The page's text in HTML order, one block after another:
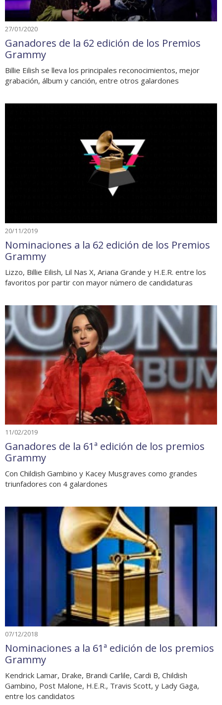
27/01/2020
Ganadores de la 62 edición de los Premios
Grammy
Billie Eilish se lleva los principales reconocimientos, mejor
grabación, álbum y canción, entre otros galardones
20/11/2019
Nominaciones a la 62 edición de los Premios
Grammy
Lizzo, Billie Eilish, Lil Nas X, Ariana Grande y H.E.R. entre los
favoritos por partir con mayor número de candidaturas
11/02/2019
Ganadores de la 61ª edición de los premios
Grammy
Con Childish Gambino y Kacey Musgraves como grandes
triunfadores con 4 galardones
07/12/2018
Nominaciones a la 61ª edición de los premios
Grammy
Kendrick Lamar, Drake, Brandi Carlile, Cardi B, Childish
Gambino, Post Malone, H.E.R., Travis Scott, y Lady Gaga,
entre los candidatos